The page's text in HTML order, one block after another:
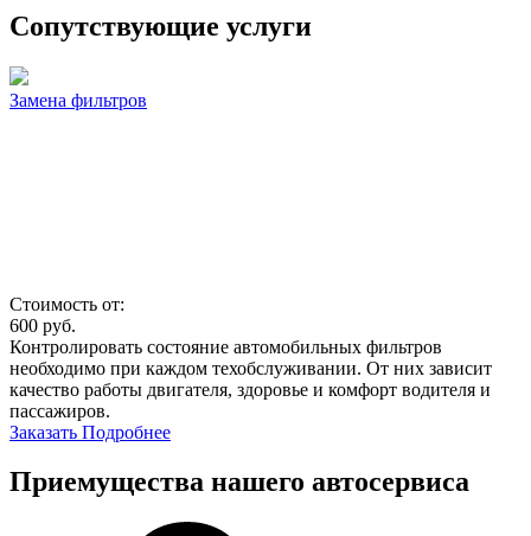
Сопутствующие услуги
Замена фильтров
Стоимость от:
600 руб.
Контролировать состояние автомобильных фильтров
необходимо при каждом техобслуживании. От них зависит
качество работы двигателя, здоровье и комфорт водителя и
пассажиров.
Заказать Подробнее
Приемущества нашего автосервиса